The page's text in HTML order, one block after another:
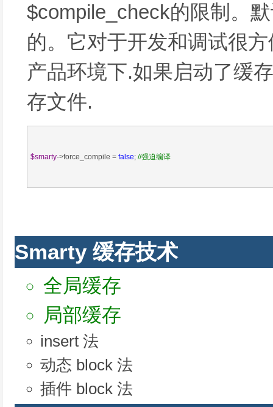
$compile_check的限制。
的。它对于开发和调试很
产品环境下.如果启动了缓
存文件.
$smarty->force_compile = false; //强迫编译
Smarty 缓存技术
全局缓存
局部缓存
insert 法
动态 block 法
插件 block 法